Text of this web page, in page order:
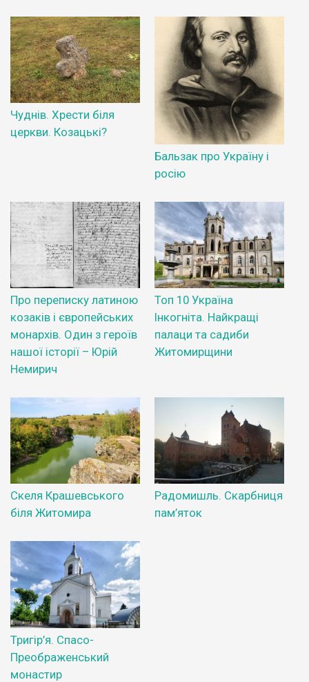
Чуднів. Хрести біля
церкви. Козацькі?
Бальзак про Україну і
росію
Про переписку латиною
козаків і європейських
монархів. Один з героїв
нашої історії – Юрій
Немирич
Топ 10 Україна
Інкогніта. Найкращі
палаци та садиби
Житомирщини
Скеля Крашевського
біля Житомира
Радомишль. Скарбниця
пам’яток
Тригір’я. Спасо-
Преображенський
монастир